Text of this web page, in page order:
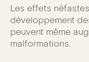
Les effets
développement
peuvent même
malformations.